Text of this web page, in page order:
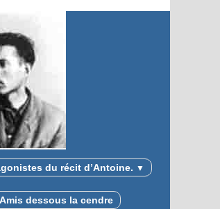
du récit d’Antoine. ▼
Amis dessous la cendre